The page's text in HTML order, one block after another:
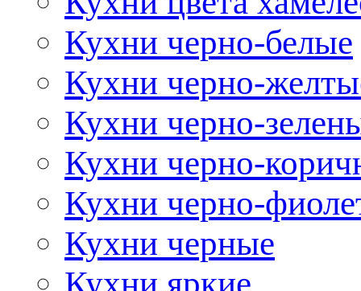
Кухни черно-белые
Кухни черно-
Кухни черно-
Кухни черно-
Кухни черно-
Кухни черные
Кухни яркие